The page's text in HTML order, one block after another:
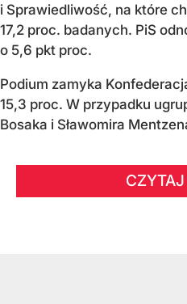
i Sprawiedliwość, na które
17,2 proc. badanych. PiS
o 5,6 pkt proc.
Podium zamyka
15,3 proc. W przypadku
Bosaka i Sławomira